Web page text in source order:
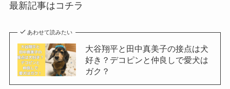
最新記事はコチラ
あわせて読みたい
大谷翔平と田中真美子の接点は犬
好き？デコピンと仲良しで愛犬は
ガク？